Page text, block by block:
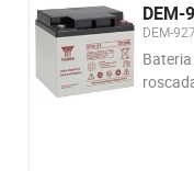
DEM-
DEM-927